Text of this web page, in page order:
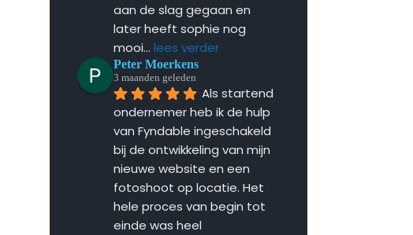
aan de slag gegaan en
later heeft sophie nog
mooi... lees verder
Peter Moerkens
3 maanden geleden
Als startend
ondernemer heb ik de hulp
van Fyndable ingeschakeld
bij de ontwikkeling van mijn
nieuwe website en een
fotoshoot op locatie. Het
hele proces van begin tot
einde was heel